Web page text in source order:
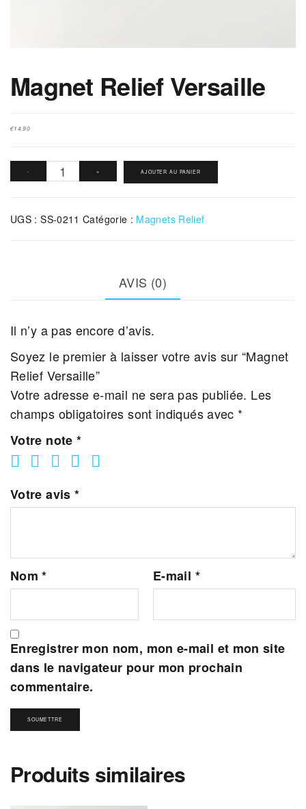
Magnet Relief Versaille
€14.90
-
quantité
Relief
+ AJOUTER AU PANIER
UGS :SS-0211 Catégorie : Magnets Relief
AVIS (0)
Il n’y a pas encore d’avis.
Soyez le premier à laisser votre avis sur “Magnet
Relief Versaille”
Votre adresse e-mail ne sera pas publiée. Les
champs obligatoires sont indiqués avec *
Votre note *
Votre avis *
Nom* E-mail *
Enregistrer mon nom, mon e-mail et mon site
dans le navigateur pour mon prochain
commentaire.
Produits similaires